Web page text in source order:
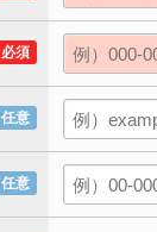
必須
任意
任意